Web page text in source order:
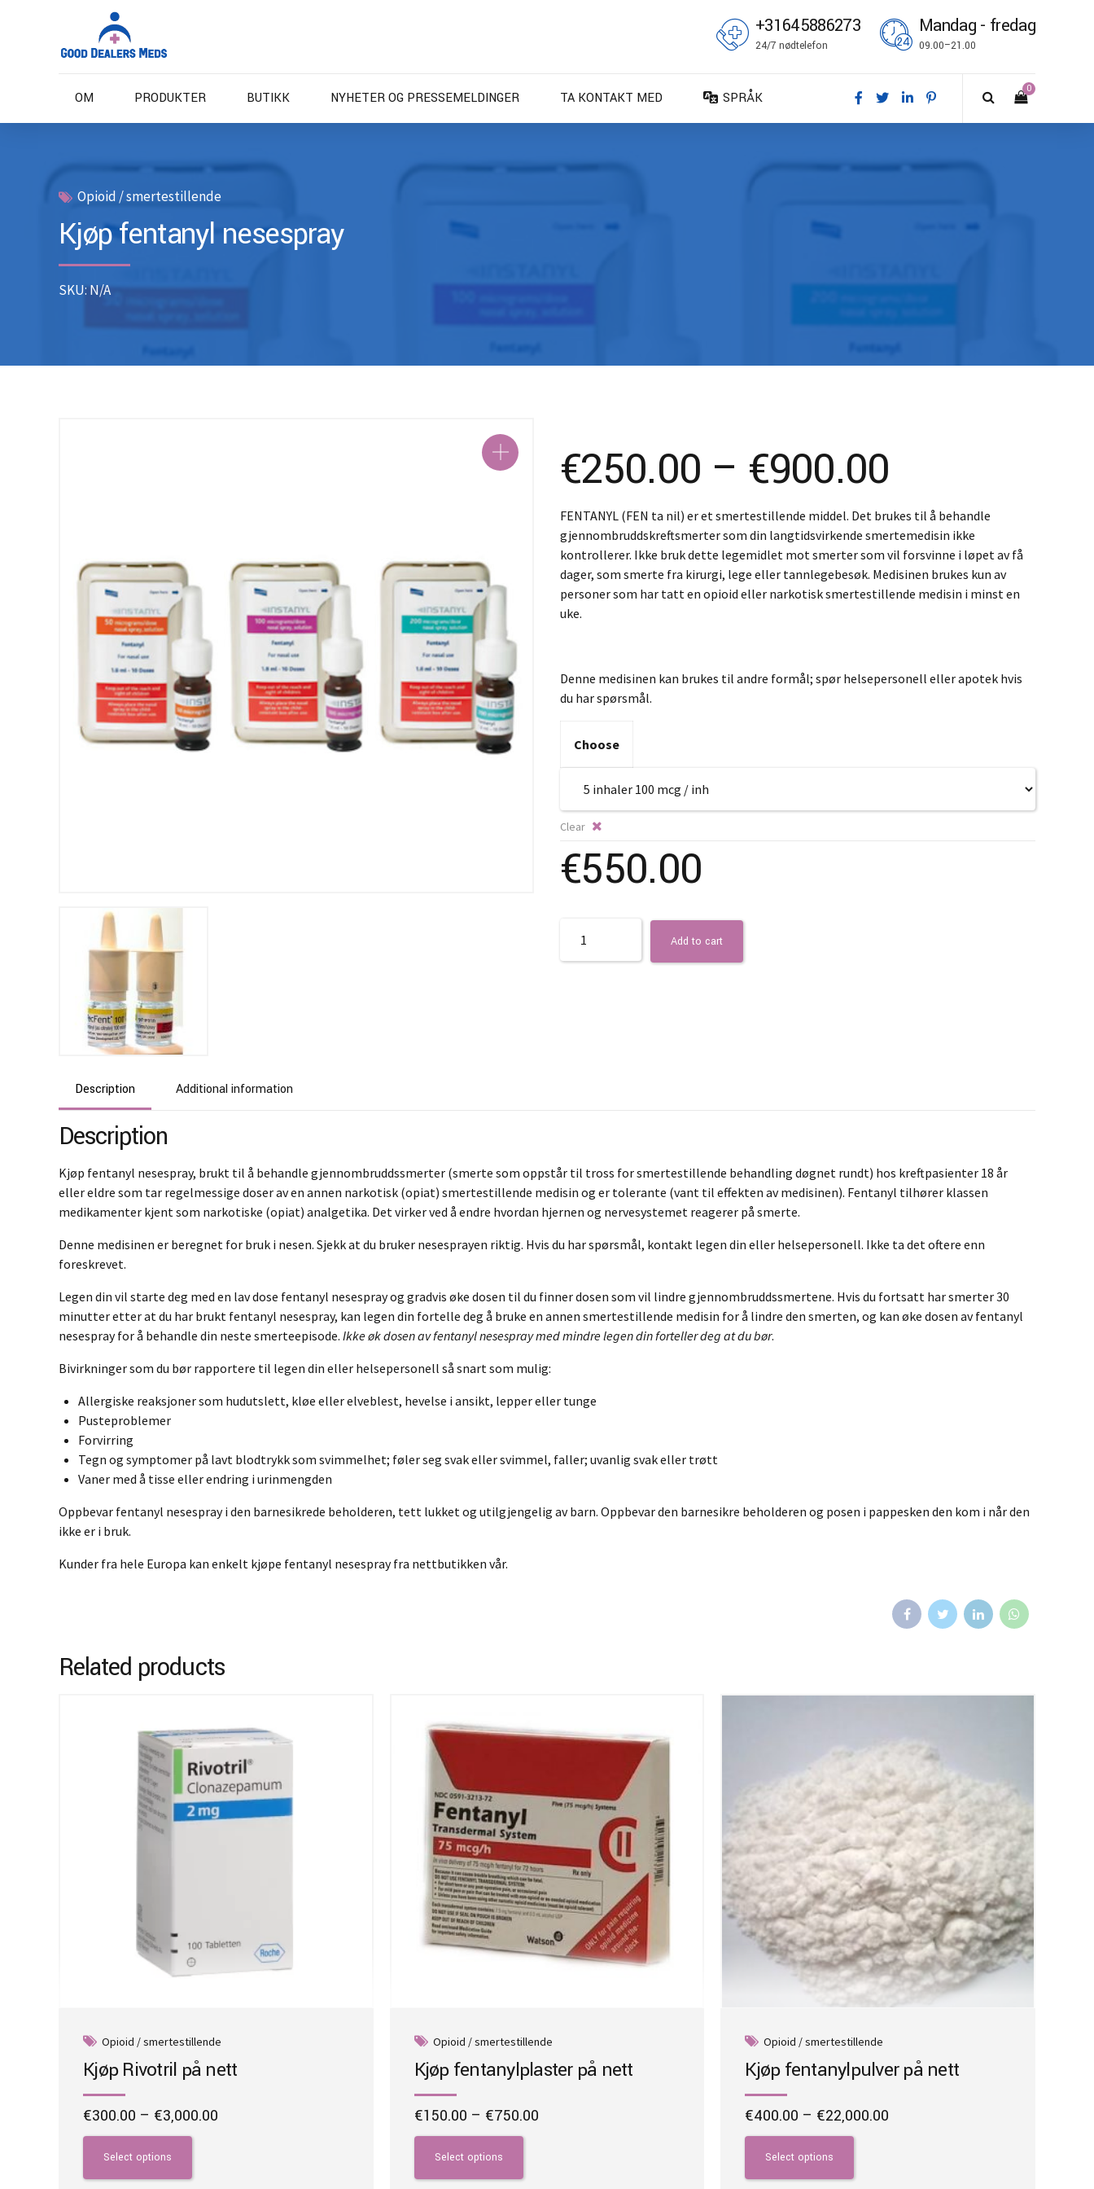
+31645886273
24/7 nødtelefon
Mandag - fredag
09.00–21.00
0
OM PRODUKTER BUTIKK NYHETER OG PRESSEMELDINGER TA KONTAKT MED
SPRÅK
SK – Slovenčina
Opioid / smertestillende
Kjøp fentanyl nesespray
SKU: N/A
€250.00 – €900.00
range:
€250.00
through
FENTANYL (FEN ta nil) er et smertestillende middel. Det brukes til å behandle
gjennombruddskreftsmerter som din langtidsvirkende smertemedisin ikke
kontrollerer. Ikke bruk dette legemidlet mot smerter som vil forsvinne i løpet av få
dager, som smerte fra kirurgi, lege eller tannlegebesøk. Medisinen brukes kun av
personer som har tatt en opioid eller narkotisk smertestillende medisin i minst en
uke.
Denne medisinen kan brukes til andre formål; spør helsepersonell eller apotek hvis
du har spørsmål.
Choose
Clear
€550.00
Add to cart
Description Additional information
Description
Kjøp fentanyl nesespray, brukt til å behandle gjennombruddssmerter (smerte som oppstår til tross for smertestillende behandling døgnet rundt) hos kreftpasienter 18 år
eller eldre som tar regelmessige doser av en annen narkotisk (opiat) smertestillende medisin og er tolerante (vant til effekten av medisinen). Fentanyl tilhører klassen
medikamenter kjent som narkotiske (opiat) analgetika. Det virker ved å endre hvordan hjernen og nervesystemet reagerer på smerte.
Denne medisinen er beregnet for bruk i nesen. Sjekk at du bruker nesesprayen riktig. Hvis du har spørsmål, kontakt legen din eller helsepersonell. Ikke ta det oftere enn
foreskrevet.
Legen din vil starte deg med en lav dose fentanyl nesespray og gradvis øke dosen til du finner dosen som vil lindre gjennombruddssmertene. Hvis du fortsatt har smerter 30
minutter etter at du har brukt fentanyl nesespray, kan legen din fortelle deg å bruke en annen smertestillende medisin for å lindre den smerten, og kan øke dosen av fentanyl
nesespray for å behandle din neste smerteepisode. Ikke øk dosen av fentanyl nesespray med mindre legen din forteller deg at du bør.
Bivirkninger som du bør rapportere til legen din eller helsepersonell så snart som mulig:
Allergiske reaksjoner som hudutslett, kløe eller elveblest, hevelse i ansikt, lepper eller tunge
Pusteproblemer
Forvirring
Tegn og symptomer på lavt blodtrykk som svimmelhet; føler seg svak eller svimmel, faller; uvanlig svak eller trøtt
Vaner med å tisse eller endring i urinmengden
Oppbevar fentanyl nesespray i den barnesikrede beholderen, tett lukket og utilgjengelig av barn. Oppbevar den barnesikre beholderen og posen i pappesken den kom i når den
ikke er i bruk.
Kunder fra hele Europa kan enkelt kjøpe fentanyl nesespray fra nettbutikken vår.
Related products
Opioid / smertestillende
Kjøp Rivotril på nett
€300.00 – €3,000.00
Select options
This
product
has
Opioid / smertestillende
Kjøp fentanylplaster på nett
€150.00 – €750.00Price
Select options
This
product
has
Opioid / smertestillende
Kjøp fentanylpulver på nett
€400.00 – €22,000.00
Select options
This
product
has